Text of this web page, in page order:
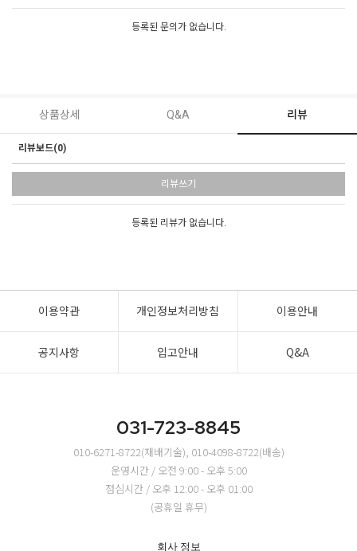
등록된 문의가 없습니다.
상품상세 Q&A 리뷰
리뷰보드(0)
리뷰쓰기
등록된 리뷰가 없습니다.
이용약관 개인정보처리방침 이용안내
공지사항 입고안내 Q&A
031-723-8845
010-6271-8722(재배기술), 010-4098-8722(배송)
운영시간 / 오전 9:00 - 오후 5:00
점심시간 / 오후 12:00 - 오후 01:00
(공휴일 휴무)
회사 정보